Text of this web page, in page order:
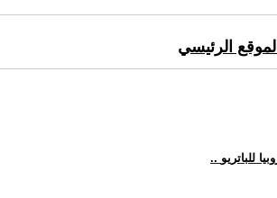
الرئيسي
للباتريو